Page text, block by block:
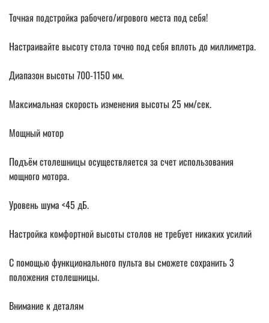
Точная подстройка рабочего/игрового места под себя!
Настраивайте высоту стола точно под себя вплоть до миллиметра.
Диапазон высоты 700-1150 мм.
Максимальная скорость изменения высоты 25 мм/сек.
Мощный мотор
Подъём столешницы осуществляется за счет использования
мощного мотора.
Уровень шума <45 дБ.
Настройка комфортной высоты столов не требует никаких усилий
С помощью функционального пульта вы сможете сохранить 3
положения столешницы.
Внимание к деталям